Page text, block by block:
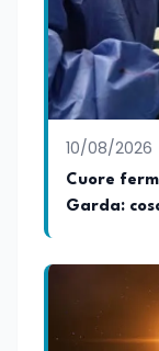
10/08/2026
Cuore
Garda: